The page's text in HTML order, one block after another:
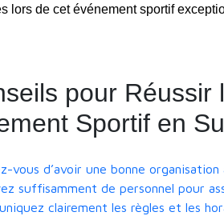
lors de cet événement sportif
pour Réussir
Sportif en
vous d’avoir une bonne organisation
suffisamment de personnel pour
clairement les règles et les